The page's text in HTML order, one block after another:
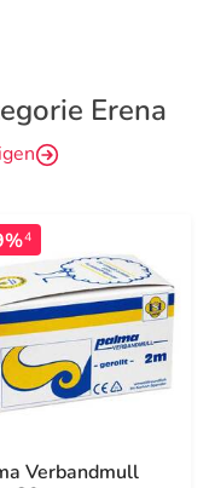
Erena
4
Verbandmull